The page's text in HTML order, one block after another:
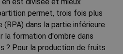
permet, trois fois plus
dans la partie inférieure
la formation d'ombre dans
? Pour la production de fruits